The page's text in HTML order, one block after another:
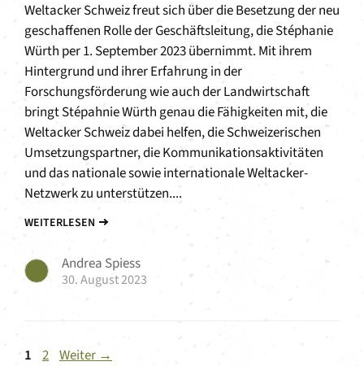
Weltacker Schweiz freut sich über die Besetzung der neu
geschaffenen Rolle der Geschäftsleitung, die Stéphanie
Würth per 1. September 2023 übernimmt. Mit ihrem
Hintergrund und ihrer Erfahrung in der
Forschungsförderung wie auch der Landwirtschaft
bringt Stépahnie Würth genau die Fähigkeiten mit, die
Weltacker Schweiz dabei helfen, die Schweizerischen
Umsetzungspartner, die Kommunikationsaktivitäten
und das nationale sowie internationale Weltacker-
Netzwerk zu unterstützen....
WEITERLESEN
Andrea Spiess
30. August 2023
Seite
1 Seite
2 Weiter→